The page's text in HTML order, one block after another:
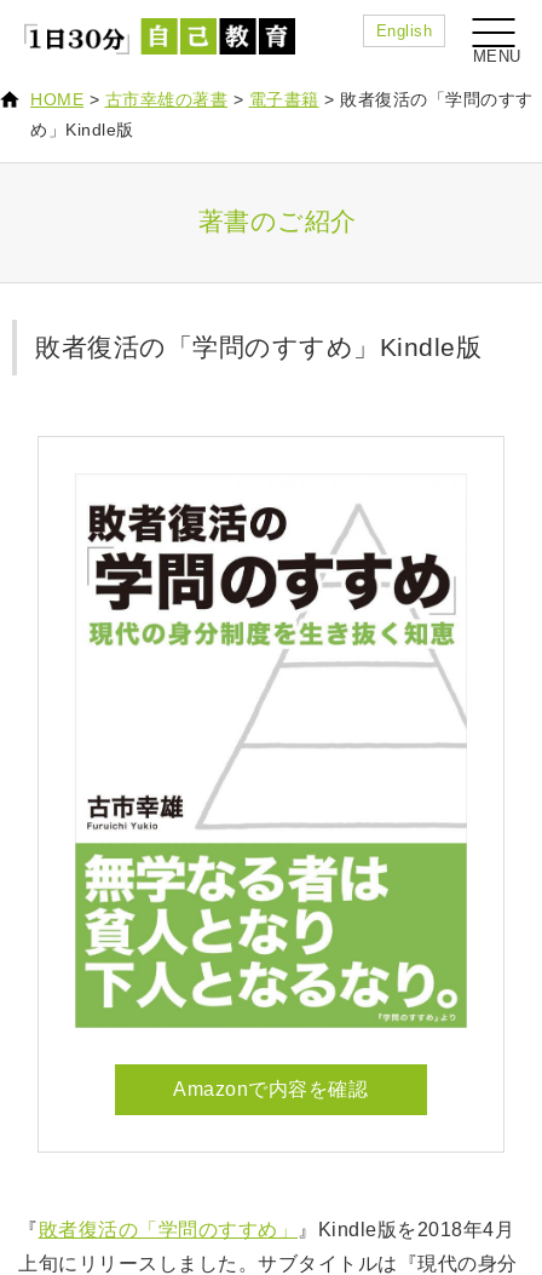
English
HOME > 古市幸雄の著書 > 電子書籍 > 敗者復活の「学問のすす
め」Kindle版
著書のご紹介
敗者復活の「学問のすすめ」Kindle版
Amazonで内容を確認
『敗者復活の「学問のすすめ」
』Kindle版を2018年4月
上旬にリリースしました。サブタイトルは『現代の身分